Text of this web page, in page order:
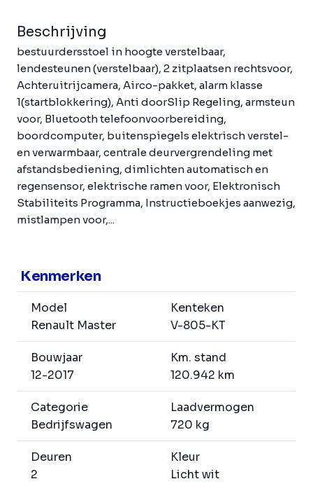
Beschrijving
bestuurdersstoel in hoogte verstelbaar,
lendesteunen (verstelbaar), 2 zitplaatsen rechtsvoor,
Achteruitrijcamera, Airco-pakket, alarm klasse
1(startblokkering), Anti doorSlip Regeling, armsteun
voor, Bluetooth telefoonvoorbereiding,
boordcomputer, buitenspiegels elektrisch verstel-
en verwarmbaar, centrale deurvergrendeling met
afstandsbediening, dimlichten automatisch en
regensensor, elektrische ramen voor, Elektronisch
Stabiliteits Programma, Instructieboekjes aanwezig,
mistlampen voor,...
Kenmerken
Model
Renault Master
Kenteken
V-805-KT
Bouwjaar
12-2017
Km. stand
120.942 km
Categorie
Bedrijfswagen
Laadvermogen
720 kg
Deuren
2
Kleur
Licht wit